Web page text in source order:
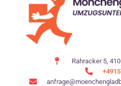
Rahracker 5,